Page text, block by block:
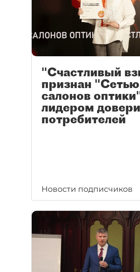
"Счастливый
признан
салонов
лидером
потребителей
Новости подписчиков